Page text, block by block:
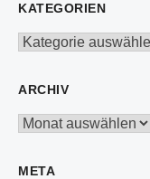
KATEGORIEN
Kategorien
ARCHIV
Archiv
META